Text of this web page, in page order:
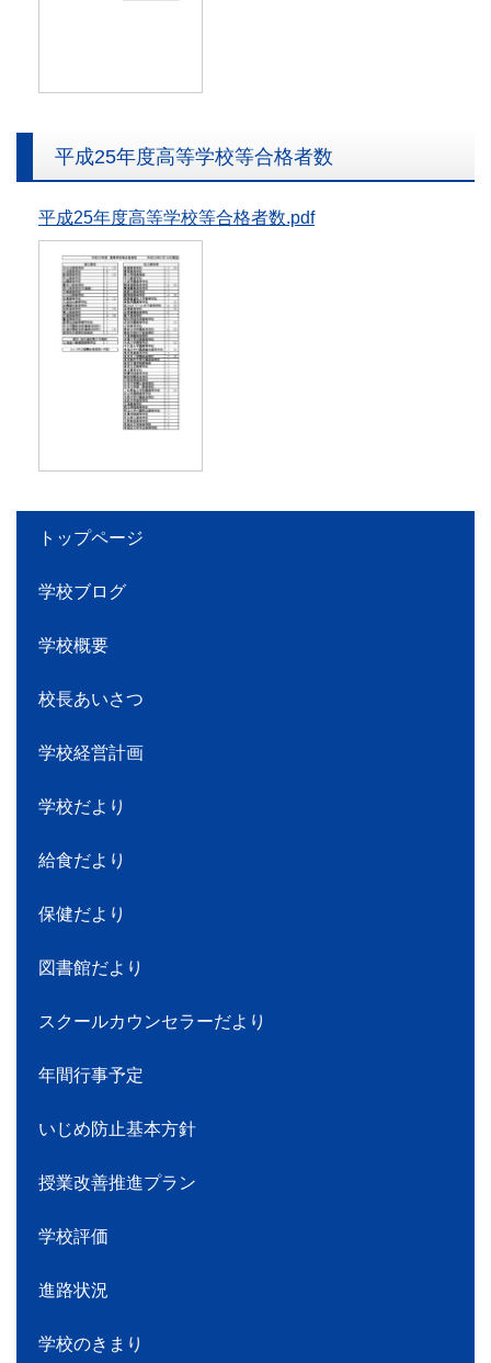
トップページ
学校ブログ
学校概要
校長あいさつ
学校経営計画
学校だより
給食だより
保健だより
図書館だより
スクールカウンセラーだより
年間行事予定
いじめ防止基本方針
授業改善推進プラン
学校評価
進路状況
学校のきまり
平成25年度高等学校等合格者数
平成25年度高等学校等合格者数.pdf